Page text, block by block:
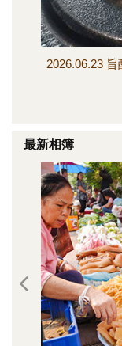
2026.06.23
最新相簿